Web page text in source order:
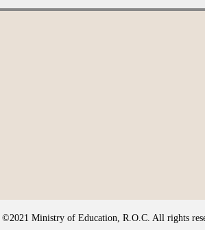
©2021 Ministry of Education, R.O.C. All rights